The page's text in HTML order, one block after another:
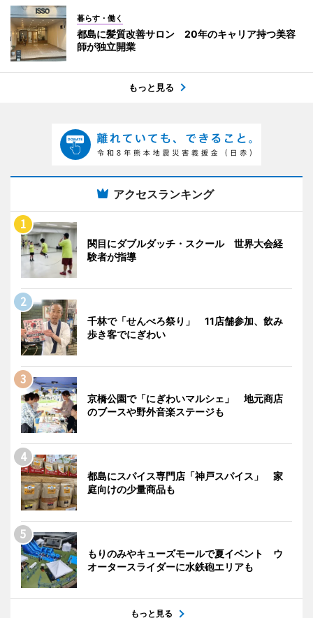
暮らす・働く
都島に髪質改善サロン 20年のキャリア持つ美容
師が独立開業
もっと見る
アクセスランキング
関目にダブルダッチ・スクール 世界大会経
験者が指導
千林で「せんべろ祭り」 11店舗参加、飲み
歩き客でにぎわい
京橋公園で「にぎわいマルシェ」 地元商店
のブースや野外音楽ステージも
都島にスパイス専門店「神戸スパイス」 家
庭向けの少量商品も
もりのみやキューズモールで夏イベント ウ
オータースライダーに水鉄砲エリアも
もっと見る